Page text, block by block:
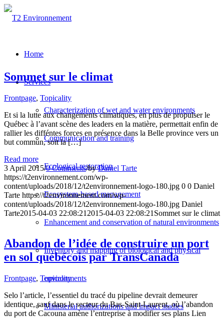
Home
Services
Characterization of wet and water environments
Communication and training
Ecological restoration
Ecosystem-based management
Enhancement and conservation of natural environments
Inventory and mapping of biological and physical
environments
Ministerial authorizations and impact studies
Sommet sur le climat
Frontpage, Topicality
Et si la lutte aux changements climatiques, en plus de propulser le
Québec à l’avant scène des leaders en la matière, permettait enfin de
rallier les difféntes forces en présence dans la Belle province vers un
but commun, soit la […]
Read more
3 April 2015/0 Comments/byDaniel Tarte
https://t2environnement.com/wp-
content/uploads/2018/12/t2environnement-logo-180.jpg 0 0 Daniel
Tarte https://t2environnement.com/wp-
content/uploads/2018/12/t2environnement-logo-180.jpg Daniel
Tarte2015-04-03 22:08:21 2015-04-03 22:08:21 Sommet sur le climat
Abandon de l’idée de construire un port
en sol québécois par TransCanada
Frontpage, Topicality
Selo l’article, l’essentiel du tracé du pipeline devrait demeurer
identique, sauf dans le secteur du Bas-Saint-Laurent, où l’abandon
du port de Cacouna amène l’entreprise à modifier ses plans Lien